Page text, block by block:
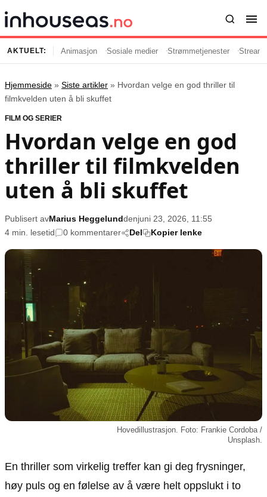
Innhold
Siste artikler
Film og serier
Musikk og artister
Popkultur
TV og streaming
Strømmetjenester
Streaming
TV-serier
Internettkultur
Populær
Animasjon
Sosiale medier
Musikk
Seervaner
Soundtrack
Retningslinjer
Etiske retningslinjer
Personvernerklæring
Redaksjonell policy
Forfattere og redaksjon
Retningslinjer for rettelser
AKTUELT: Animasjon Sosiale medier Strømmetjenester
Hjemmeside » Siste artikler » Hvordan velge en god thriller til
filmkvelden uten å bli skuffet
FILM OG SERIER
Hvordan velge en god
thriller til filmkvelden
uten å bli skuffet
Publisert avMarius Heggelunddenjuni 23, 2026, 11:55
4 min. lesetid
0 kommentarer Del Kopier lenke
Hovedillustrasjon. Foto: Frankie Cordoba /
Unsplash.
En thriller som virkelig treffer kan gi deg frysninger,
høy puls og en følelse av å være helt oppslukt i to